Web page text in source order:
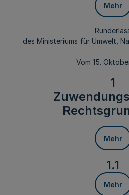
Mehr
des Ministeriums für Umwelt,
Vom 15.
1
Mehr
1.1
Mehr